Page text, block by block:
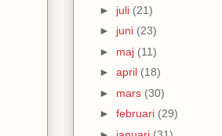
► juli (21)
► juni (23)
► maj (11)
► april (18)
► mars (30)
► februari (29)